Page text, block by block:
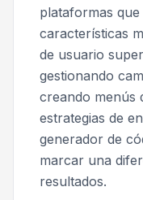
plataformas
características
de usuario
gestionando
creando menús
estrategias de
generador de
marcar una
resultados.